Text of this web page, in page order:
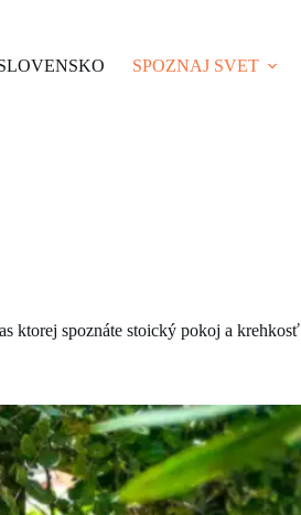
SPOZNAJ SVET
ktorej spoznáte stoický pokoj a krehkosť